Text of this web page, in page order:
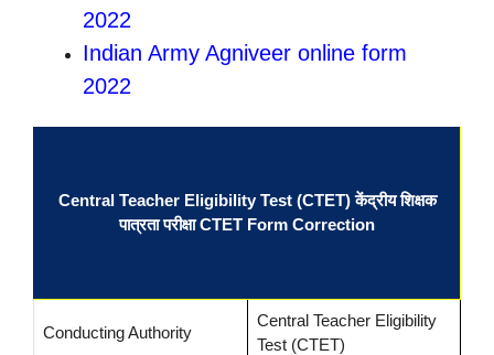
2022
Indian Army Agniveer online form
2022
Central Teacher Eligibility Test (CTET) केंद्रीय शिक्षक
पात्रता परीक्षा CTET Form Correction
Conducting Authority
Central Teacher Eligibility
Test (CTET)